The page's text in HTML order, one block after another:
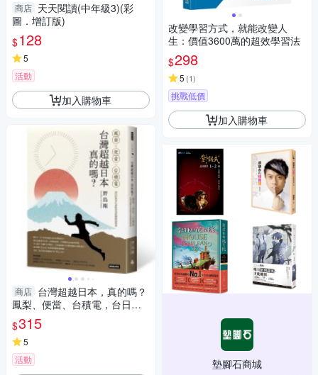
商店 天天閱讀(中年級3)(彩
圖．增訂版)
$128
5
活動
加入購物車
商店 台灣超越日本，真的嗎？
鳳梨、便當、台積電，台日社
會文化多樣交流的觀察與思索
$315
5
活動
改變學習方式，就能改變人
生：價值3600萬的超效學習法
$298
5 (1)
挑戰低價
加入購物車
墊腳石商城